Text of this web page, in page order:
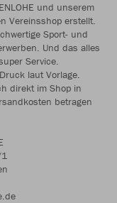
und unserem
Vereinsshop erstellt.
Sport- und
Und das alles
Service.
laut Vorlage.
direkt im Shop in
betragen